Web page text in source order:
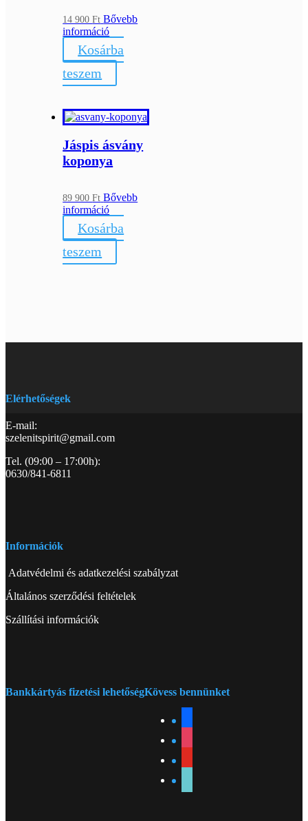
14 900Ft Bővebb
információ
Kosárba
teszem
Jáspis ásvány
koponya
89 900Ft Bővebb
információ
Kosárba
teszem
Elérhetőségek
E-mail:
szelenitspirit@gmail.com
Tel. (09:00 – 17:00h):
0630/841-6811
Információk
Adatvédelmi és adatkezelési szabályzat
Általános szerződési feltételek
Szállítási információk
Bankkártyás fizetési lehetőségKövess bennünket